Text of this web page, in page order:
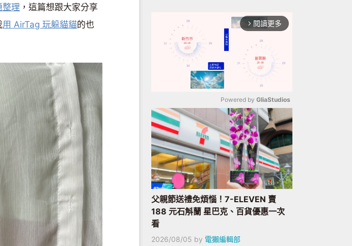
整理 ，這篇想跟大家分享
用 AirTag 玩躲貓貓的也
arrow_forward_ios 閱讀更多
Mute
Powered by GliaStudios
父親節送禮免煩惱！7-ELEVEN 賣
188 元石斛蘭 星巴克、百貨優惠一次
看
2026/08/05 by 電獺編輯部